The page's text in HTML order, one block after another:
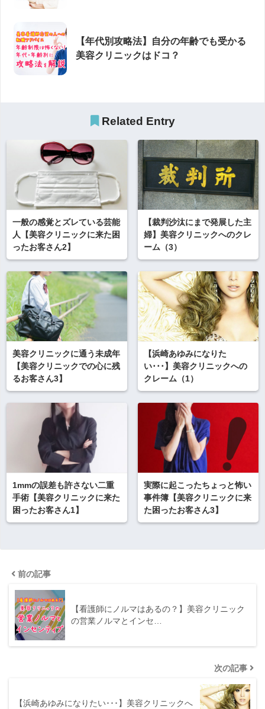
【年代別攻略法】自分の年齢でも受かる
美容クリニックはドコ？
Related Entry
一般の感覚とズレている芸能
人【美容クリニックに来た困
ったお客さん2】
【裁判沙汰にまで発展した主
婦】美容クリニックへのクレ
ーム（3）
美容クリニックに通う未成年
【美容クリニックでの心に残
るお客さん3】
【浜崎あゆみになりた
い･･･】美容クリニックへの
クレーム（1）
1mmの誤差も許さない二重
手術【美容クリニックに来た
困ったお客さん1】
実際に起こったちょっと怖い
事件簿【美容クリニックに来
た困ったお客さん3】
前の記事
【看護師にノルマはあるの？】美容クリニック
の営業ノルマとインセ…
次の記事
【浜崎あゆみになりたい･･･】美容クリニックへ